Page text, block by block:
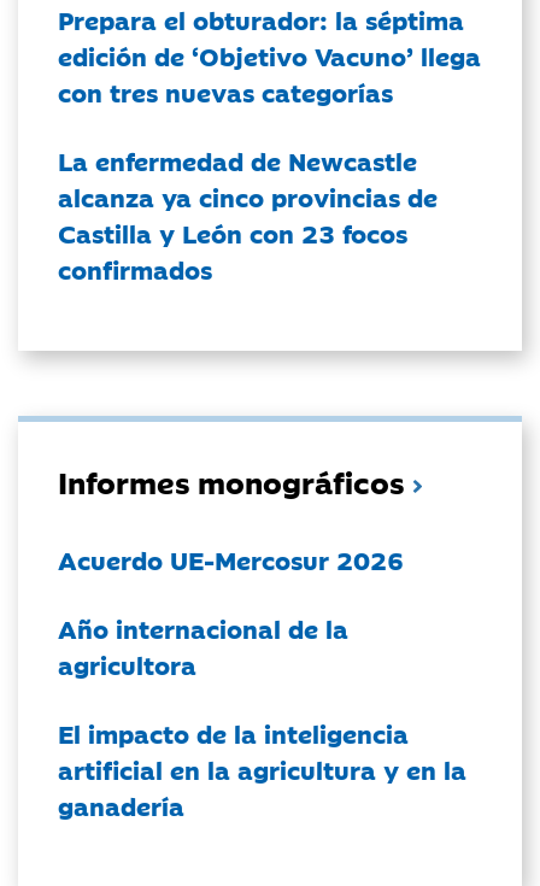
Prepara el obturador: la séptima
edición de ‘Objetivo Vacuno’ llega
con tres nuevas categorías
La enfermedad de Newcastle
alcanza ya cinco provincias de
Castilla y León con 23 focos
confirmados
Informes monográficos
Acuerdo UE-Mercosur 2026
Año internacional de la
agricultora
El impacto de la inteligencia
artificial en la agricultura y en la
ganadería